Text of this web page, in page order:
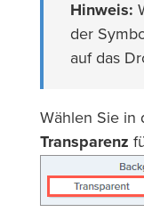
Hinweis:
der
auf das
Wählen Sie in
Transparenz